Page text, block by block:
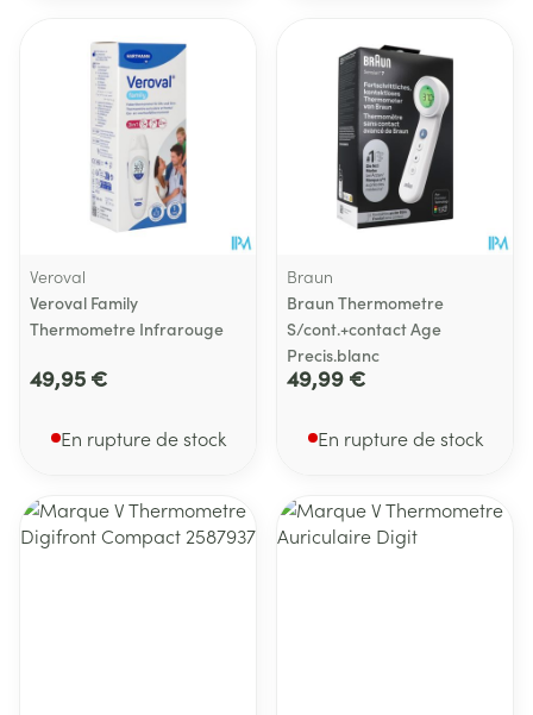
Veroval
Veroval Family
Thermometre Infrarouge
49,95 €
En rupture de stock
Braun
Braun Thermometre
S/cont.+contact Age
Precis.blanc
49,99 €
En rupture de stock